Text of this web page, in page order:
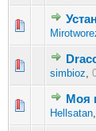
simbioz,
0
Моя
Hellsatan,
0